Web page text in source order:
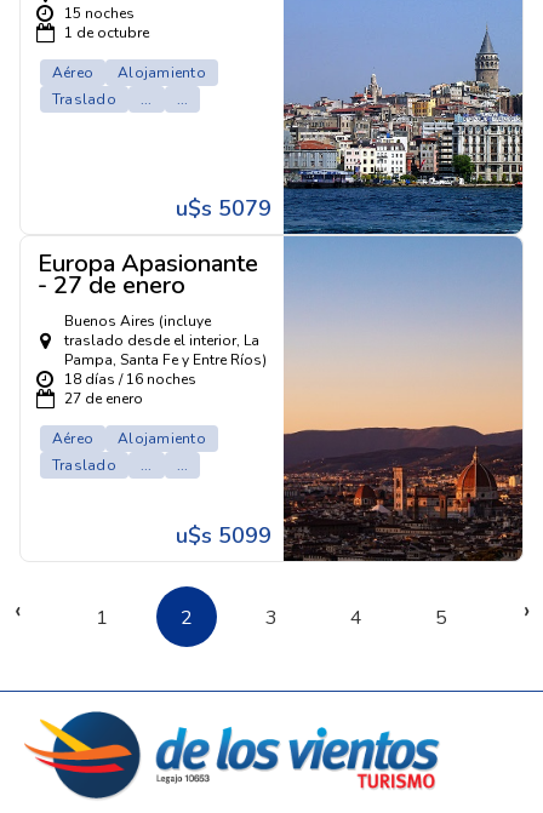
15 noches
1 de octubre
Aéreo
Alojamiento
Traslado
... ...
u$s 5079
Europa Apasionante
- 27 de enero
Buenos Aires (incluye
traslado desde el interior, La
Pampa, Santa Fe y Entre Ríos)
18 días / 16 noches
27 de enero
Aéreo
Alojamiento
Traslado
... ...
u$s 5099
‹ 1 2 3 4 5 ›